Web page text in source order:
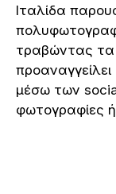
Ιταλίδα
τραβώντας τα
μέσω των
φωτογραφίες